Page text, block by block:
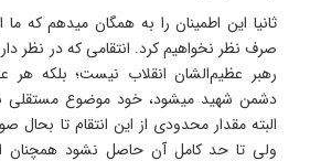
ثانیا این اطمینان را به همگان میدهم که
صرف نظر نخواهیم کرد. انتقامی که در نظر
رهبر عظیم‌الشان انقلاب نیست؛ بلکه
دشمن شهید میشود، خود موضوع مستقلی
البته مقدار محدودی از این انتقام تا
ولی تا حد کامل آن حاصل نشود همچنان